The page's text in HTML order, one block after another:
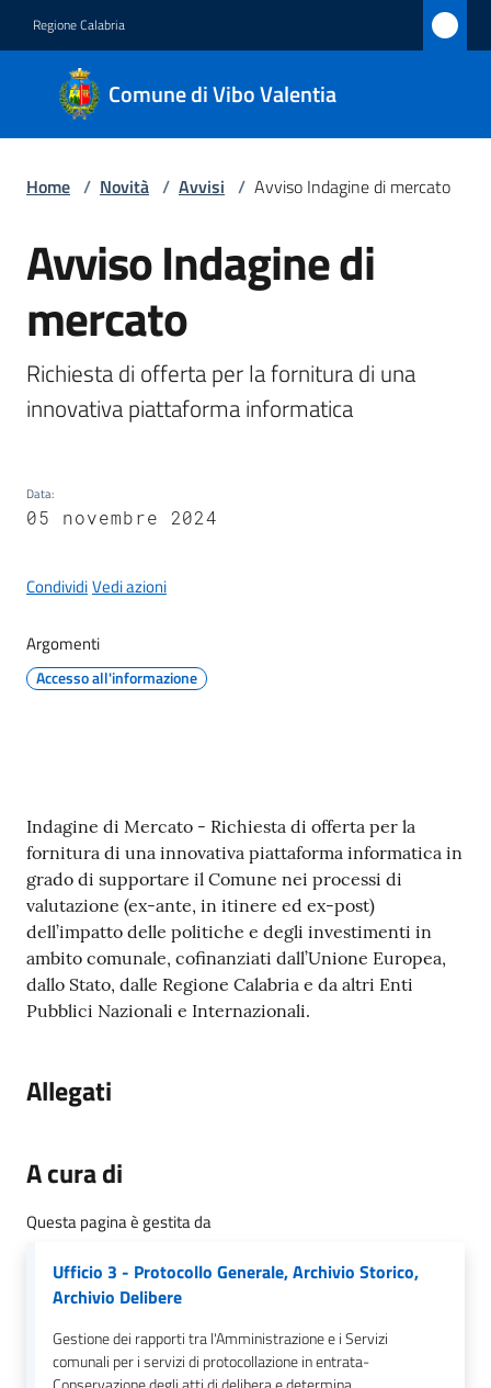
Regione Calabria
Comune di Vibo Valentia
Comune
di Vibo
Valentia
Menu selezionato
Vivere
l
o
o
r
i
o
Tutti
gli
argomenti...
Seguici
Home / Novità / Avvisi / Avviso Indagine di mercato
Salta al contenuto
Avviso Indagine di
mercato
Richiesta di offerta per la fornitura di una
innovativa piattaforma informatica
Data:
05 novembre 2024
CondividiVedi azioni
Argomenti
Accesso all'informazione
Contenuto
Indagine di Mercato - Richiesta di offerta per la
fornitura di una innovativa piattaforma informatica in
grado di supportare il Comune nei processi di
valutazione (ex-ante, in itinere ed ex-post)
dell’impatto delle politiche e degli investimenti in
ambito comunale, cofinanziati dall’Unione Europea,
dallo Stato, dalle Regione Calabria e da altri Enti
Pubblici Nazionali e Internazionali.
Allegati
A cura di
Questa pagina è gestita da
Ufficio 3 - Protocollo Generale, Archivio Storico,
Archivio Delibere
Gestione dei rapporti tra l'Amministrazione e i Servizi
comunali per i servizi di protocollazione in entrata-